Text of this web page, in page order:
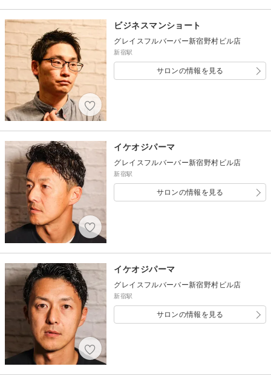
ビジネスマンショート
グレイスフルバーバー新宿野村ビル店
新宿駅
サロンの情報を見る
イケオジパーマ
グレイスフルバーバー新宿野村ビル店
新宿駅
サロンの情報を見る
イケオジパーマ
グレイスフルバーバー新宿野村ビル店
新宿駅
サロンの情報を見る